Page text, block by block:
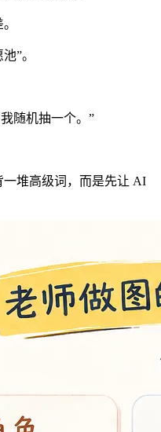
”。
随机抽一个。”
堆高级词，而是先让 AI